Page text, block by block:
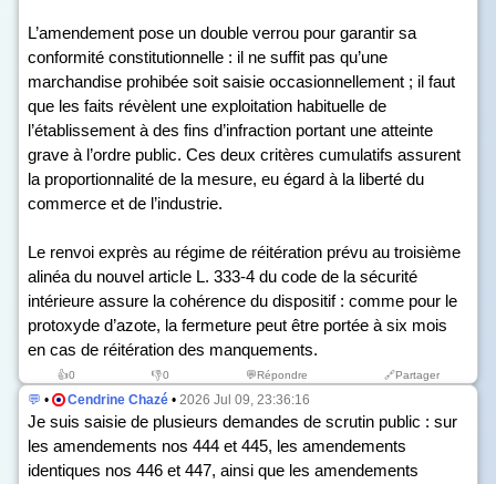
L’amendement pose un double verrou pour garantir sa
conformité constitutionnelle : il ne suffit pas qu’une
marchandise prohibée soit saisie occasionnellement ; il faut
que les faits révèlent une exploitation habituelle de
l’établissement à des fins d’infraction portant une atteinte
grave à l’ordre public. Ces deux critères cumulatifs assurent
la proportionnalité de la mesure, eu égard à la liberté du
commerce et de l’industrie.
Le renvoi exprès au régime de réitération prévu au troisième
alinéa du nouvel article L. 333-4 du code de la sécurité
intérieure assure la cohérence du dispositif : comme pour le
protoxyde d’azote, la fermeture peut être portée à six mois
en cas de réitération des manquements.
👍0 👎0 💬Répondre 🔗Partager
💬 • Cendrine Chazé • 2026 Jul 09, 23:36:16
Je suis saisie de plusieurs demandes de scrutin public : sur
les amendements nos 444 et 445, les amendements
identiques nos 446 et 447, ainsi que les amendements